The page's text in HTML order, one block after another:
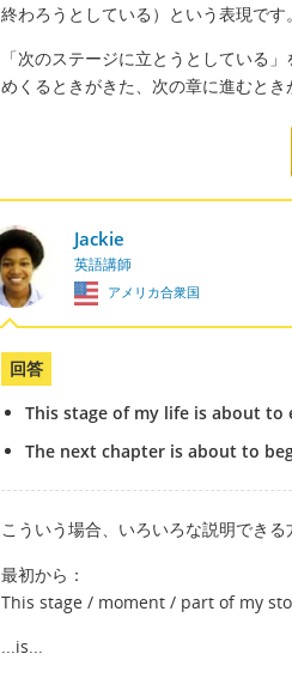
終わろうとしている）という表現です
「次のステージに立とうとしてい
めくるときがきた、次の章に進むとき
Jackie
英語講師
アメリカ合衆国
回答
This stage of my life is about to
The next chapter is about to
こういう場合、いろいろな説明できる
最初から：
This stage / moment / part of my
...is...